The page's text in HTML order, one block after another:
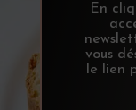
En
vous
le lien